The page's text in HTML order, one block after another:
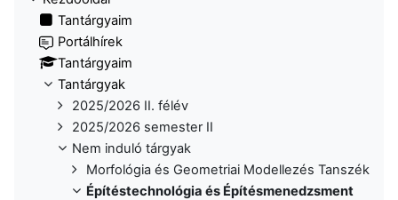
Tantárgyaim
Portálhírek
Tantárgyaim
Tantárgyak
2025/2026 II. félév
2025/2026 semester II
Nem induló tárgyak
Morfológia és Geometriai Modellezés Tanszék
Építéstechnológia és Építésmenedzsment